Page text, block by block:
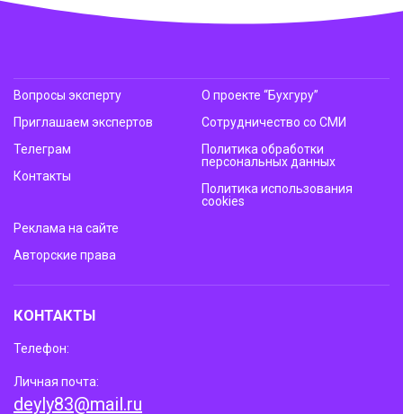
Вопросы эксперту
Приглашаем экспертов
Телеграм
Контакты
О проекте “Бухгуру”
Сотрудничество со СМИ
Политика обработки
персональных данных
Политика использования
cookies
Реклама на сайте
Авторские права
КОНТАКТЫ
Телефон:
Личная почта:
deyly83@mail.ru